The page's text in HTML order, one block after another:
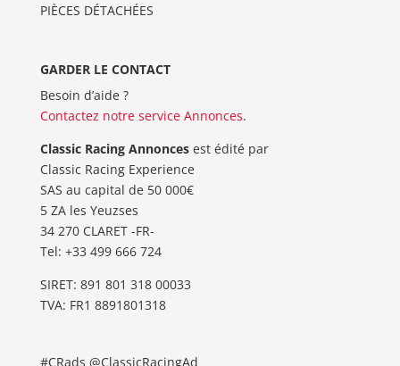
PIÈCES DÉTACHÉES
GARDER LE CONTACT
Besoin d’aide ?
Contactez notre service Annonces.
Classic Racing Annoncesest édité par
Classic Racing Experience
SAS au capital de 50 000€
5 ZA les Yeuzses
34 270 CLARET -FR-
Tel: ‭+33 499 666 724‬
SIRET: 891 801 318 00033
TVA: FR1 8891801318
#CRads @ClassicRacingAd